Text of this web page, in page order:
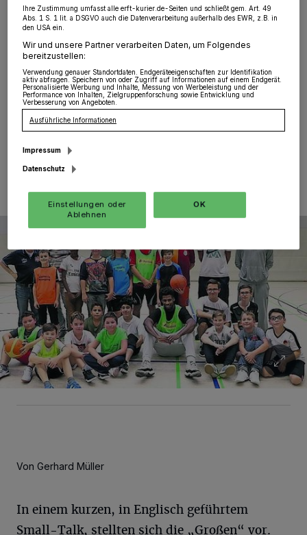
erlebten 20 begeisterte Schüler der Basketball-AG in
der Käthe-Kollwitz-Gesamtschule aus der Südstadt.
Gern folgten Marco Boksik, Sharif Watson und Lukas
Kazlauskas, alle Spieler der 1. Regionalliga, begleitet
von Gilgian Penz (Jugendtrainer) und Teo Penz
(Jugendleiter) der „Elephants“ einer Einladung von
Konstantin Habich, Leiter der Basketball-AG.
15.11.2016 , 08:21 Uhr
Von Gerhard Müller
In einem kurzen, in Englisch geführtem
Small-Talk, stellten sich die „Großen“ vor.
Ihre Zustimmung umfasst alle erft-kurier.de-Seiten und schließt gem. Art. 49
Abs. 1 S. 1 lit. a DSGVO auch die Datenverarbeitung außerhalb des EWR, z.B. in
den USA ein.
Wir und unsere Partner verarbeiten Daten, um Folgendes
bereitzustellen:
Verwendung genauer Standortdaten. Endgeräteeigenschaften zur Identifikation
aktiv abfragen. Speichern von oder Zugriff auf Informationen auf einem Endgerät.
Personalisierte Werbung und Inhalte, Messung von Werbeleistung und der
Performance von Inhalten, Zielgruppenforschung sowie Entwicklung und
Verbesserung von Angeboten.
Ausführliche Informationen
Impressum
Datenschutz
Einstellungen oder
Ablehnen
OK